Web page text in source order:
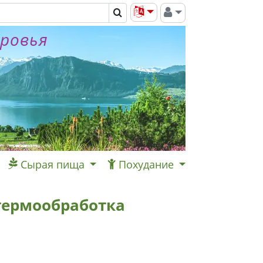
Сырая пища Похудание